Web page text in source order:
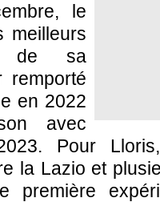
le
meilleurs
de sa
remporté
en 2022
avec
Pour
la Lazio et
première